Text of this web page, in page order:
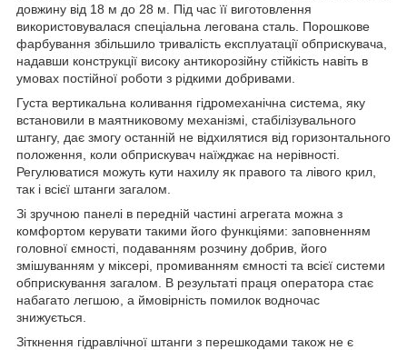
довжину від 18 м до 28 м. Під час її виготовлення
використовувалася спеціальна легована сталь. Порошкове
фарбування збільшило тривалість експлуатації обприскувача,
надавши конструкції високу антикорозійну стійкість навіть в
умовах постійної роботи з рідкими добривами.
Густа вертикальна коливання гідромеханічна система, яку
встановили в маятниковому механізмі, стабілізувального
штангу, дає змогу останній не відхилятися від горизонтального
положення, коли обприскувач наїжджає на нерівності.
Регулюватися можуть кути нахилу як правого та лівого крил,
так і всієї штанги загалом.
Зі зручною панелі в передній частині агрегата можна з
комфортом керувати такими його функціями: заповненням
головної ємності, подаванням розчину добрив, його
змішуванням у міксері, промиванням ємності та всієї системи
обприскування загалом. В результаті праця оператора стає
набагато легшою, а ймовірність помилок водночас
знижується.
Зіткнення гідравлічної штанги з перешкодами також не є